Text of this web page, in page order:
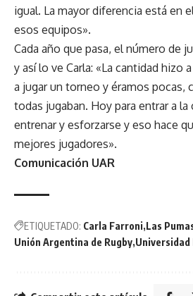
igual. La mayor diferencia está en
esos equipos».
Cada año que pasa, el número de
y así lo ve Carla: «La cantidad hizo
a jugar un torneo y éramos pocas,
todas jugaban. Hoy para entrar a la
entrenar y esforzarse y eso hace
mejores jugadores».
Comunicación UAR
ETIQUETADO: Carla Farroni Las
Unión Argentina de Rugby Universidad